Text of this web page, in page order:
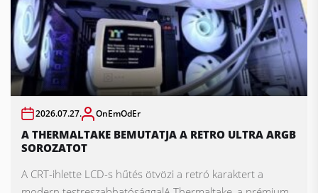
2026.07.27. OnEmOdEr
A THERMALTAKE BEMUTATJA A RETRO ULTRA ARGB
SOROZATOT
A CRT-ihlette LCD-s hűtés ötvözi a retró karaktert a